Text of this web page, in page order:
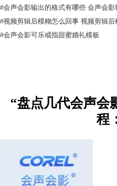
(v12)，其重点强化了对高清视频的支
轻松。直至2011年，Corel又相继更新
格动画、延时摄影、3D电影等功能，
持、多镜头编辑器、运动跟踪、轨道
用功能。
#会声会影输出的格式有哪些 会声会
#视频剪辑后模糊怎么回事 视频剪辑后
#会声会影可乐戒指甜蜜婚礼模板
“盘点几代会声会
程